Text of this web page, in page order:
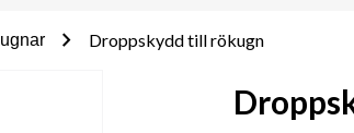
chevron_right Droppskydd till rökugn